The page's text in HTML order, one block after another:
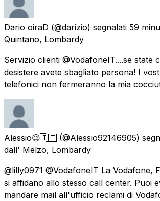
Dario oiraD (@darizio) segnalati 59
Quintano, Lombardy
Servizio clienti @VodafoneIT....se state
desistere avete sbagliato persona! I
telefonici non fermeranno la mia
Alessio😉🇮🇹 (@Alessio92146905)
dall' Melzo, Lombardy
@lilly0971 @VodafoneIT La Vodafone,
si affidano allo stesso call center. Puoi
mandare mail all'ufficio reclami di